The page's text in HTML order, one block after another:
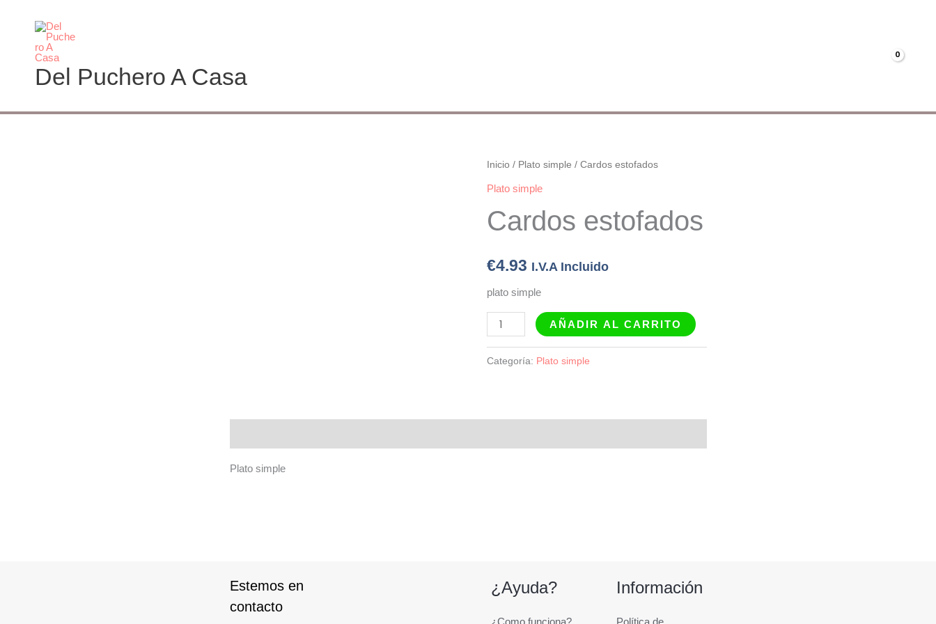
contenido
Del Puchero A Casa
Inicio / Plato simple / Cardos estofados
Plato simple
Cardos estofados
€4.93 I.V.A Incluido
plato simple
Cardos
estofados
AÑADIR AL CARRITO
Categoría: Plato simple
Plato simple
Estemos en
contacto
¿Ayuda?
¿Como funciona?
Información
Política de